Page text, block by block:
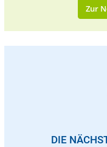
Zur
DIE